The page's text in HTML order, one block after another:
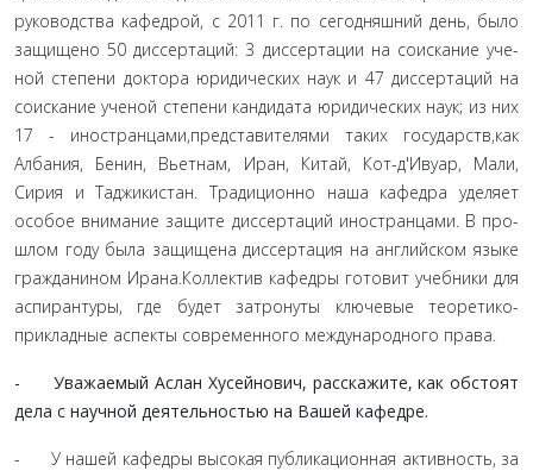
руководства кафедрой, с 2011 г. по сегодняшний день, было
защищено 50 диссертаций: 3 диссертации на соискание уче­
ной степени доктора юридических наук и 47 диссертаций на
соискание ученой степени кандидата юридических наук; из них
17 - иностранцами,представителями таких государств,как
Албания, Бенин, Вьетнам, Иран, Китай, Кот-д'Ивуар, Мали,
Сирия и Таджикистан. Традиционно наша кафедра уделяет
особое внимание защите диссертаций иностранцами. В про­
шлом году была защищена диссертация на английском языке
гражданином Ирана.Коллектив кафедры готовит учебники для
аспирантуры, где будет затронуты ключевые теоретико­
прикладные аспекты современного международного права.
- Уважаемый Аслан Хусейнович, расскажите, как об­стоят
дела с научной деятельностью на Вашей кафедре.
- У нашей кафедры высокая публикационная активность, за